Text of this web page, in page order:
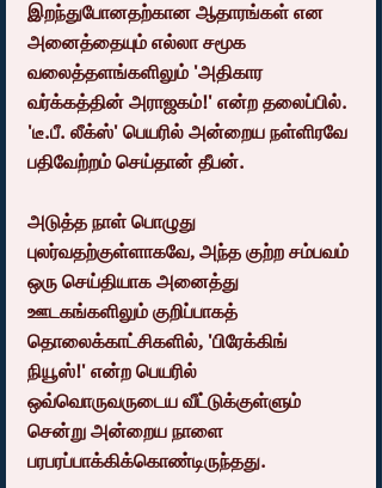
இறந்துபோனதற்கான ஆதாரங்கள் என
அனைத்தையும் எல்லா சமூக
வலைத்தளங்களிலும் 'அதிகார
வர்க்கத்தின் அராஜகம்!' என்ற தலைப்பில்.
'டீ.பீ. லீக்ஸ்' பெயரில் அன்றைய நள்ளிரவே
பதிவேற்றம் செய்தான் தீபன்.
அடுத்த நாள் பொழுது
புலர்வதற்குள்ளாகவே, அந்த குற்ற சம்பவம்
ஒரு செய்தியாக அனைத்து
ஊடகங்களிலும் குறிப்பாகத்
தொலைக்காட்சிகளில், 'பிரேக்கிங்
நியூஸ்!' என்ற பெயரில்
ஒவ்வொருவருடைய வீட்டுக்குள்ளும்
சென்று அன்றைய நாளை
பரபரப்பாக்கிக்கொண்டிருந்தது.